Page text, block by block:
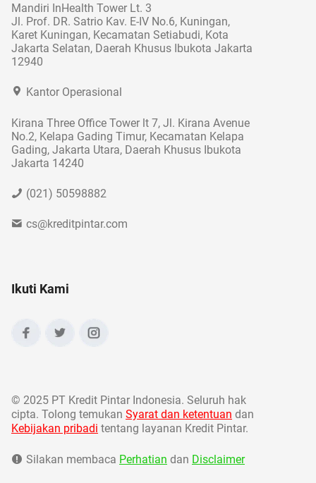
Mandiri InHealth Tower Lt. 3
Jl. Prof. DR. Satrio Kav. E-IV No.6, Kuningan,
Karet Kuningan, Kecamatan Setiabudi, Kota
Jakarta Selatan, Daerah Khusus Ibukota Jakarta
12940
Kantor Operasional
Kirana Three Office Tower lt 7, Jl. Kirana Avenue
No.2, Kelapa Gading Timur, Kecamatan Kelapa
Gading, Jakarta Utara, Daerah Khusus Ibukota
Jakarta 14240
(021) 50598882
cs@kreditpintar.com
Ikuti Kami
© 2025 PT Kredit Pintar Indonesia. Seluruh hak
cipta. Tolong temukan Syarat dan ketentuan dan
Kebijakan pribadi tentang layanan Kredit Pintar.
Silakan membaca Perhatian dan Disclaimer